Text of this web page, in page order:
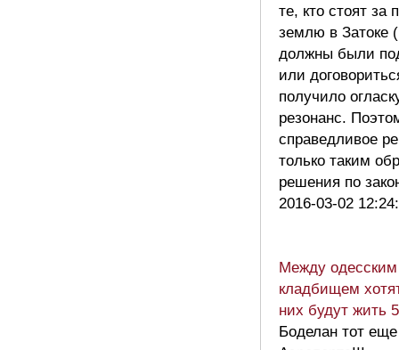
те, кто стоят за
землю в Затоке
должны были
или
получило
резонанс.
справедливое
только таким
решения по
2016-03-02
Между
кладбищем
них будут жить
Боделан тот